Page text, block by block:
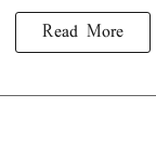
Read More